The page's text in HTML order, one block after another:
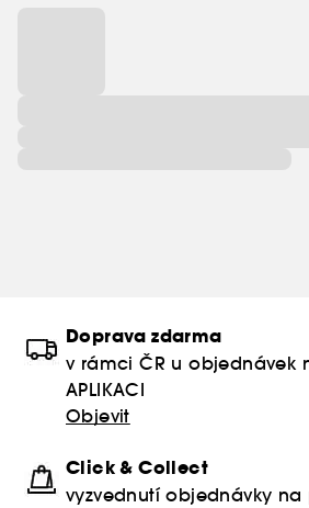
Doprava zdarma
v rámci ČR u objednávek
APLIKACI
Objevit
Click & Collect
vyzvednutí objednávky na